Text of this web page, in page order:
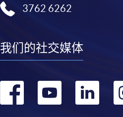
3762 6262
我们的社交媒体
转 转 转